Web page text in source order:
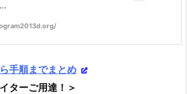
手順までまとめ
ターご用達！＞